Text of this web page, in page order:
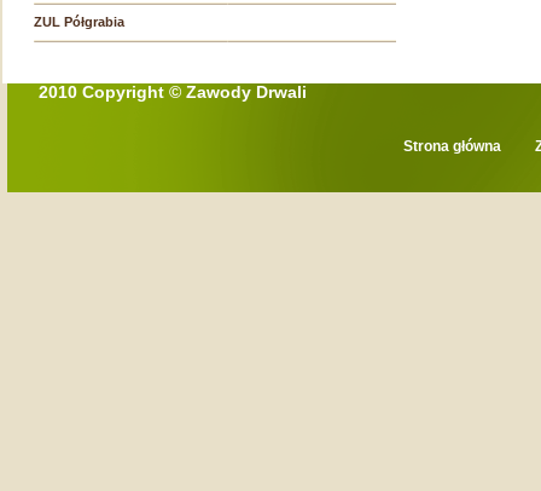
ZUL Półgrabia
2010 Copyright © Zawody Drwali
Strona główna